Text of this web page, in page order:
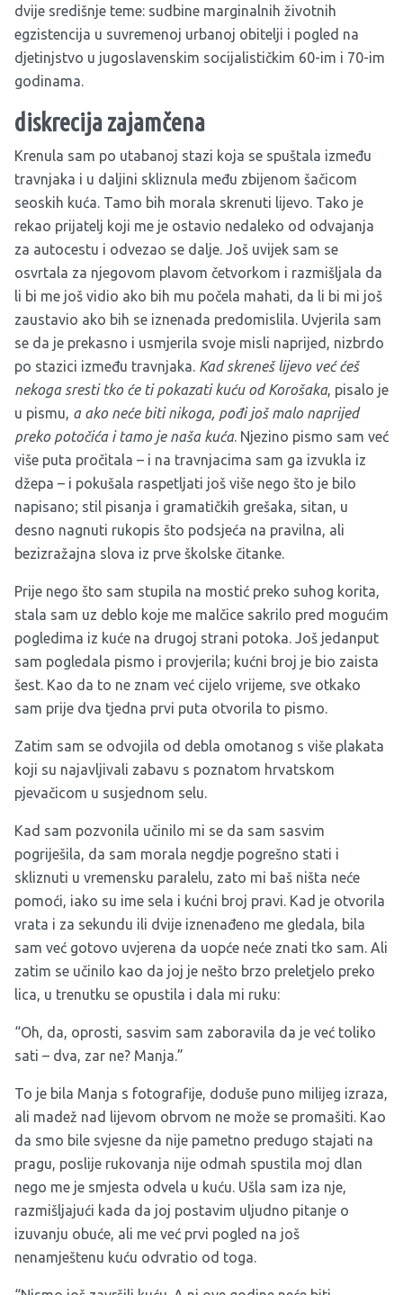
dvije središnje teme: sudbine marginalnih životnih
egzistencija u suvremenoj urbanoj obitelji i pogled na
djetinjstvo u jugoslavenskim socijalističkim 60-im i 70-im
godinama.
diskrecija zajamčena
Krenula sam po utabanoj stazi koja se spuštala između
travnjaka i u daljini skliznula među zbijenom šačicom
seoskih kuća. Tamo bih morala skrenuti lijevo. Tako je
rekao prijatelj koji me je ostavio nedaleko od odvajanja
za autocestu i odvezao se dalje. Još uvijek sam se
osvrtala za njegovom plavom četvorkom i razmišljala da
li bi me još vidio ako bih mu počela mahati, da li bi mi još
zaustavio ako bih se iznenada predomislila. Uvjerila sam
se da je prekasno i usmjerila svoje misli naprijed, nizbrdo
po stazici između travnjaka. Kad skreneš lijevo već ćeš
nekoga sresti tko će ti pokazati kuću od Korošaka, pisalo je
u pismu, a ako neće biti nikoga, pođi još malo naprijed
preko potočića i tamo je naša kuća. Njezino pismo sam već
više puta pročitala – i na travnjacima sam ga izvukla iz
džepa – i pokušala raspetljati još više nego što je bilo
napisano; stil pisanja i gramatičkih grešaka, sitan, u
desno nagnuti rukopis što podsjeća na pravilna, ali
bezizražajna slova iz prve školske čitanke.
Prije nego što sam stupila na mostić preko suhog korita,
stala sam uz deblo koje me malčice sakrilo pred mogućim
pogledima iz kuće na drugoj strani potoka. Još jedanput
sam pogledala pismo i provjerila; kućni broj je bio zaista
šest. Kao da to ne znam već cijelo vrijeme, sve otkako
sam prije dva tjedna prvi puta otvorila to pismo.
Zatim sam se odvojila od debla omotanog s više plakata
koji su najavljivali zabavu s poznatom hrvatskom
pjevačicom u susjednom selu.
Kad sam pozvonila učinilo mi se da sam sasvim
pogriješila, da sam morala negdje pogrešno stati i
skliznuti u vremensku paralelu, zato mi baš ništa neće
pomoći, iako su ime sela i kućni broj pravi. Kad je otvorila
vrata i za sekundu ili dvije iznenađeno me gledala, bila
sam već gotovo uvjerena da uopće neće znati tko sam. Ali
zatim se učinilo kao da joj je nešto brzo preletjelo preko
lica, u trenutku se opustila i dala mi ruku:
“Oh, da, oprosti, sasvim sam zaboravila da je već toliko
sati – dva, zar ne? Manja.”
To je bila Manja s fotografije, doduše puno milijeg izraza,
ali madež nad lijevom obrvom ne može se promašiti. Kao
da smo bile svjesne da nije pametno predugo stajati na
pragu, poslije rukovanja nije odmah spustila moj dlan
nego me je smjesta odvela u kuću. Ušla sam iza nje,
razmišljajući kada da joj postavim uljudno pitanje o
izuvanju obuće, ali me već prvi pogled na još
nenamještenu kuću odvratio od toga.